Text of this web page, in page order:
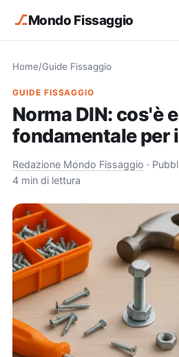
⎇Mondo Fissaggio
Home/Guide Fissaggio
GUIDE FISSAGGIO
Norma DIN: cos'è
fondamentale per
Redazione Mondo Fissaggio ·
4 min di lettura